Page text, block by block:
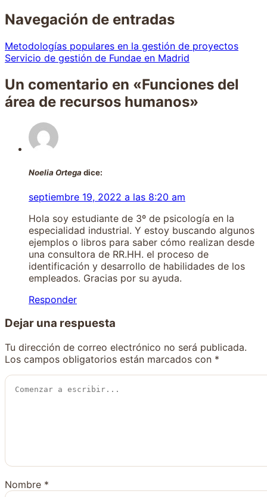
Navegación de entradas
Metodologías populares en la gestión de proyectos
Servicio de gestión de Fundae en Madrid
Un comentario en «Funciones del
área de recursos humanos»
Noelia Ortegadice:
septiembre 19, 2022 a las 8:20 am
Hola soy estudiante de 3º de psicología en la
especialidad industrial. Y estoy buscando algunos
ejemplos o libros para saber cómo realizan desde
una consultora de RR.HH. el proceso de
identificación y desarrollo de habilidades de los
empleados. Gracias por su ayuda.
Responder
Dejar una respuesta
Tu dirección de correo electrónico no será publicada.
Los campos obligatorios están marcados con *
Nombre *